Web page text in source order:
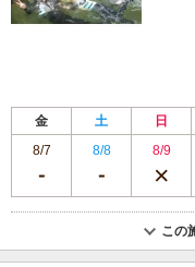
金 土 日
8/7
8/8 8/9
この